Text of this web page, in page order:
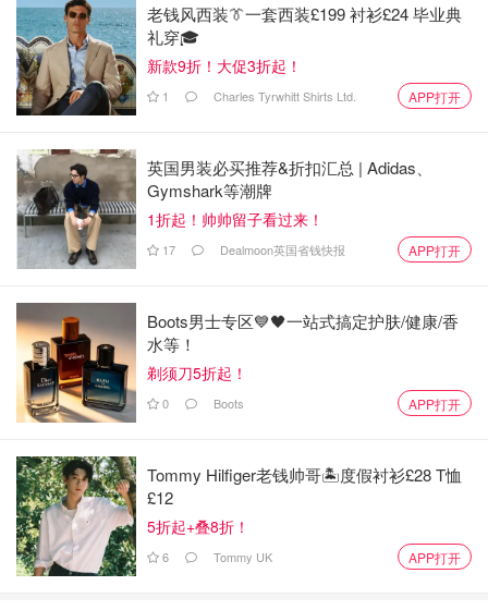
老钱风西装👔一套西装£199 衬衫£24 毕业典
礼穿🎓
新款9折！大促3折起！
1 Charles Tyrwhitt Shirts Ltd. APP打开
英国男装必买推荐&折扣汇总 | Adidas、
Gymshark等潮牌
1折起！帅帅留子看过来！
17 Dealmoon英国省钱快报 APP打开
Boots男士专区💙🖤一站式搞定护肤/健康/香
水等！
剃须刀5折起！
0 Boots APP打开
Tommy Hilfiger老钱帅哥🏝️度假衬衫£28 T恤
£12
5折起+叠8折！
6 Tommy UK APP打开